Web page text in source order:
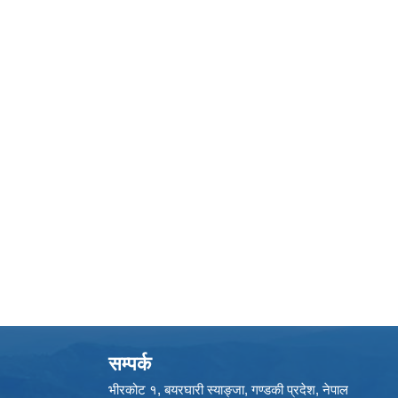
सम्पर्क
भीरकोट १, बयरघारी स्याङ्जा, गण्डकी प्रदेश, नेपाल